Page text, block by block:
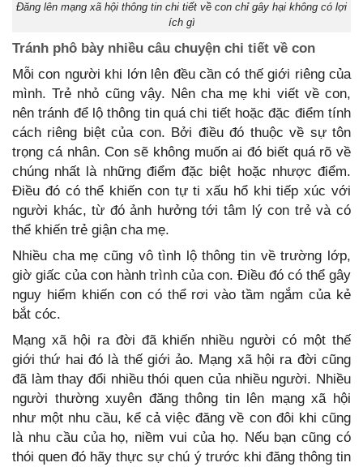
Đăng lên mạng xã hội thông tin chi tiết về con chỉ gây hại không có lợi
ích gì
Tránh phô bày nhiều câu chuyện chi tiết về con
Mỗi con người khi lớn lên đều cần có thế giới riêng của
mình. Trẻ nhỏ cũng vậy. Nên cha mẹ khi viết về con,
nên tránh để lộ thông tin quá chi tiết hoặc đặc điểm tính
cách riêng biệt của con. Bởi điều đó thuộc về sự tôn
trọng cá nhân. Con sẽ không muốn ai đó biết quá rõ về
chúng nhất là những điểm đặc biệt hoặc nhược điểm.
Điều đó có thể khiến con tự ti xấu hổ khi tiếp xúc với
người khác, từ đó ảnh hưởng tới tâm lý con trẻ và có
thể khiến trẻ giận cha mẹ.
Nhiều cha mẹ cũng vô tình lộ thông tin về trường lớp,
giờ giấc của con hành trình của con. Điều đó có thể gây
nguy hiểm khiến con có thể rơi vào tầm ngắm của kẻ
bắt cóc.
Mạng xã hội ra đời đã khiến nhiều người có một thế
giới thứ hai đó là thế giới ảo. Mạng xã hội ra đời cũng
đã làm thay đổi nhiều thói quen của nhiều người. Nhiều
người thường xuyên đăng thông tin lên mạng xã hội
như một nhu cầu, kể cả việc đăng về con đôi khi cũng
là nhu cầu của họ, niềm vui của họ. Nếu bạn cũng có
thói quen đó hãy thực sự chú ý trước khi đăng thông tin